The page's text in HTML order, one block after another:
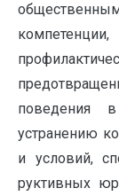
поведения
устранению
и ус­ловий,
руктивных